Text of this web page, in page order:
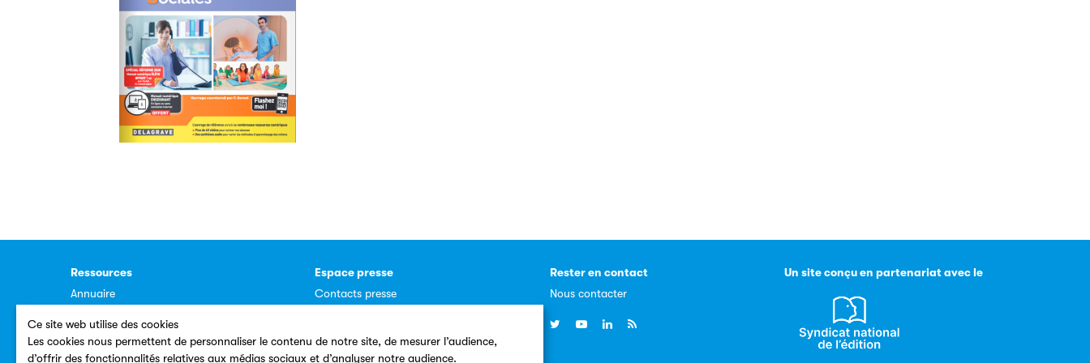
Ce site web utilise des cookies
Les cookies nous permettent de personnaliser le contenu de notre site, de mesurer l’audience,
d’offrir des fonctionnalités relatives aux médias sociaux et d’analyser notre audience.
Ressources
Annuaire
Espace presse
Contacts presse
Rester en contact
Nous contacter
Un site conçu en partenariat avec le